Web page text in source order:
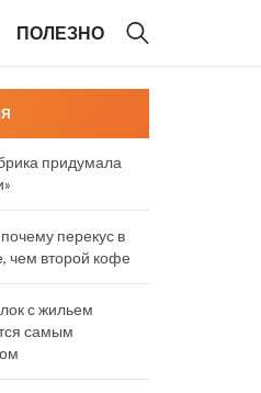
ПОЛЕЗНО
придумала
перекус в
чем второй кофе
с жильем
самым